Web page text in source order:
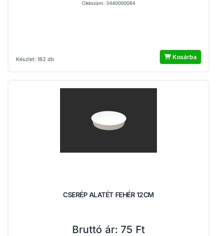
Készlet: 182 db
Cikkszám: 3440000084
Kosárba
CSERÉP ALATÉT FEHÉR 12CM
Bruttó ár: 75 Ft